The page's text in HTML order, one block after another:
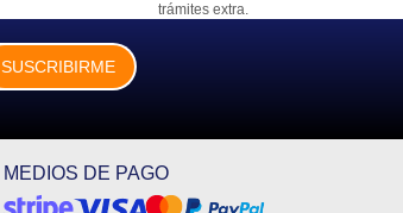
trámites extra.
SUSCRIBIRME
MEDIOS DE PAGO